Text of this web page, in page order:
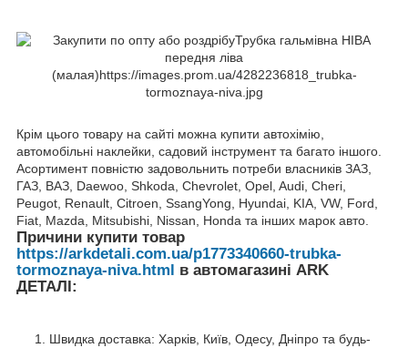
Крім цього товару на сайті можна купити автохімію,
автомобільні наклейки, садовий інструмент та багато іншого.
Асортимент повністю задовольнить потреби власників ЗАЗ,
ГАЗ, ВАЗ, Daewoo, Shkoda, Chevrolet, Opel, Audi, Cheri,
Peugot, Renault, Citroen, SsangYong, Hyundai, KIA, VW, Ford,
Fiat, Mazda, Mitsubishi, Nissan, Honda та інших марок авто.
Причини купити товар
https://arkdetali.com.ua/p1773340660-trubka-
tormoznaya-niva.html
в автомагазині ARK
ДЕТАЛІ:
Швидка доставка: Харків, Київ, Одесу, Дніпро та будь-